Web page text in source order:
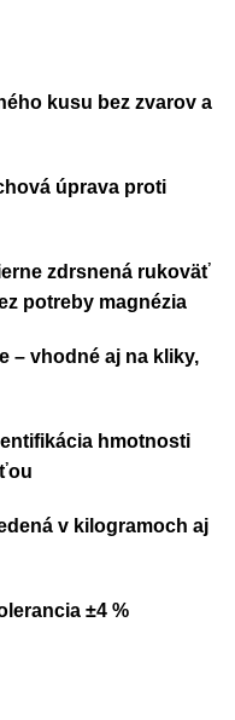
kusu bez zvarov a
úprava proti
zdrsnená rukoväť
potreby magnézia
– vhodné aj na kliky,
hmotnosti
v kilogramoch aj
±4 %